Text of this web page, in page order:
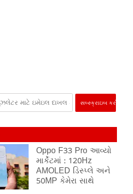
Oppo F33 Pro આવ્યો
માર્કેટમાં : 120Hz
AMOLED ડિસ્પ્લે અને
50MP કેમેરા સાથે